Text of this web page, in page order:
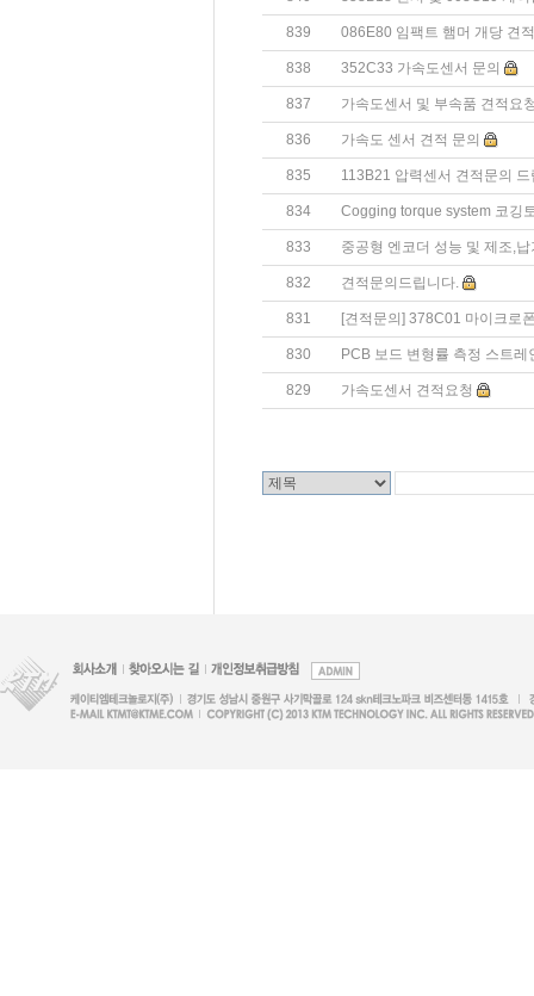
839 086E80 임팩트 햄머 개당 견
838 352C33 가속도센서 문의
837 가속도센서 및 부속품 견적요
836 가속도 센서 견적 문의
835 113B21 압력센서 견적문의 드
834 Cogging torque system 코깅
833 중공형 엔코더 성능 및 제조,
832 견적문의드립니다.
831 [견적문의] 378C01 마이크로
830 PCB 보드 변형률 측정 스트
829 가속도센서 견적요청